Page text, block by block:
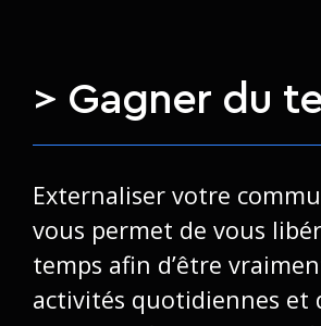
> Gagner du
Externaliser votre
vous permet de vous
temps afin d’être
activités quotidiennes et